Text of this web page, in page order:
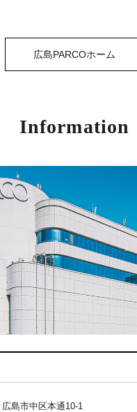
広島PARCOホーム
Information
広島市中区本通10-1